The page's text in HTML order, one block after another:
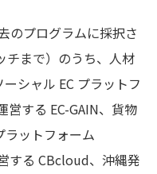
のプログラムに採択さ
チまで）のうち、人材
シャル EC プラットフ
する EC-GAIN、貨物
ラットフォーム
する CBcloud、沖縄発